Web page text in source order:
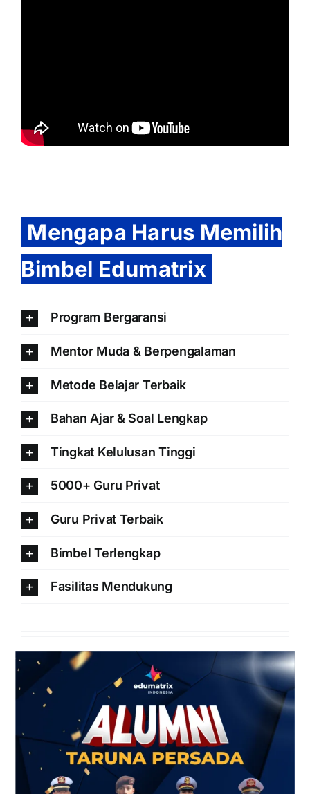
Mengapa Harus Memilih
Bimbel Edumatrix
Program Bergaransi
Mentor Muda & Berpengalaman
Metode Belajar Terbaik
Bahan Ajar & Soal Lengkap
Tingkat Kelulusan Tinggi
5000+ Guru Privat
Guru Privat Terbaik
Bimbel Terlengkap
Fasilitas Mendukung